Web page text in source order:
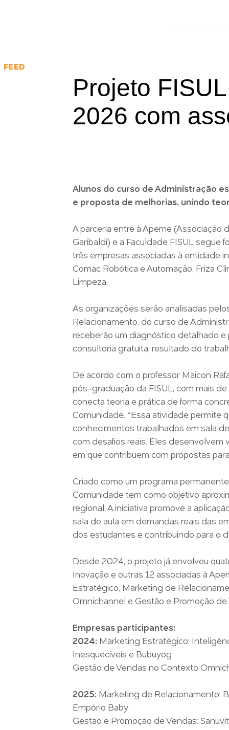
FEED
Projeto
2026 com
Alunos do curso de Administração
e proposta de melhorias, unindo
A parceria entre à Apeme (Associação
Garibaldi) e a Faculdade FISUL segue
três empresas associadas à entidade
Comac Robótica e Automação, Friza
Limpeza.
As organizações serão analisadas
Relacionamento, do curso de
receberão um diagnóstico detalhado
consultoria gratuita, resultado do
De acordo com o professor Maicon
pós-graduação da FISUL, com mais
conecta teoria e prática de forma
Comunidade. “Essa atividade permite
conhecimentos trabalhados em sala
com desafios reais. Eles desenvolvem
em que contribuem com propostas
Criado como um programa
Comunidade tem como objetivo
regional. A iniciativa promove a
sala de aula em demandas reais das
dos estudantes e contribuindo para o
Desde 2024, o projeto já envolveu
Inovação e outras 12 associadas à
Estratégico, Marketing de
Omnichannel e Gestão e Promoção de
Empresas participantes:
2024: Marketing Estratégico:
Inesquecíveis e Bubuyog
Gestão de Vendas no Contexto
2025: Marketing de Relacionamento:
Empório Baby
Gestão e Promoção de Vendas: